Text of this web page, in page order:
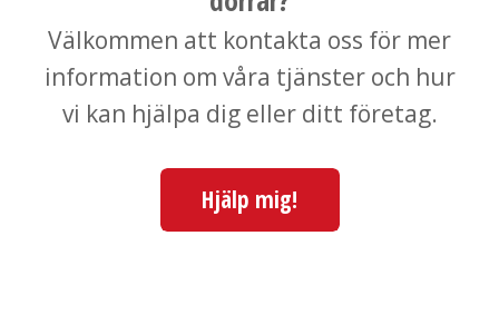
Välkommen att kontakta oss för mer
information om våra tjänster och hur
vi kan hjälpa dig eller ditt företag.
Hjälp mig!